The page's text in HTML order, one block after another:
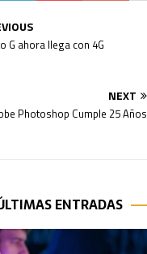
G ahora llega con 4G
NEXT
Photoshop Cumple 25 Años
ENTRADAS